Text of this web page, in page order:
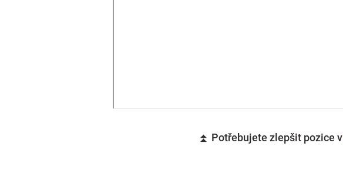
⏫ Potřebujete zlepšit pozice v